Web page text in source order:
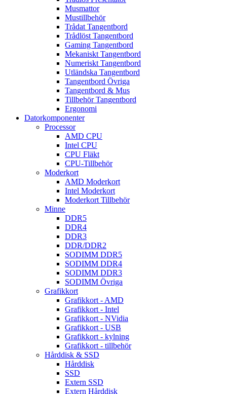
Musmattor
Mustillbehör
Trådat Tangentbord
Trådlöst Tangentbord
Gaming Tangentbord
Mekaniskt Tangentbord
Numeriskt Tangentbord
Utländska Tangentbord
Tangentbord Övriga
Tangentbord & Mus
Tillbehör Tangentbord
Ergonomi
Datorkomponenter
Processor
AMD CPU
Intel CPU
CPU Fläkt
CPU-Tillbehör
Moderkort
AMD Moderkort
Intel Moderkort
Moderkort Tillbehör
Minne
DDR5
DDR4
DDR3
DDR/DDR2
SODIMM DDR5
SODIMM DDR4
SODIMM DDR3
SODIMM Övriga
Grafikkort
Grafikkort - AMD
Grafikkort - Intel
Grafikkort - NVidia
Grafikkort - USB
Grafikkort - kylning
Grafikkort - tillbehör
Hårddisk & SSD
Hårddisk
SSD
Extern SSD
Extern Hårddisk